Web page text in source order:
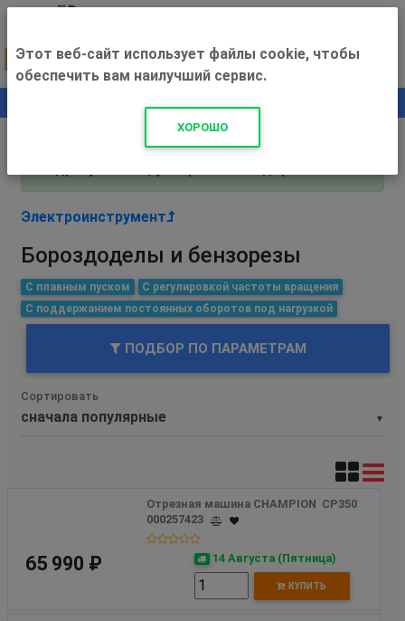
+500 ₽
Внимание! С 3 августа магазин работает по
Электроинструмент
Бороздоделы и бензорезы
С плавным пуском
С регулировкой частоты вращения
С поддержанием постоянных оборотов под нагрузкой
ПОДБОР ПО ПАРАМЕТРАМ
▼
Сортировать
Отрезная машина CHAMPION  CP350
000257423
65 990 ₽ 14 Августа (Пятница)
КУПИТЬ
Этот веб-сайт использует файлы cookie, чтобы
обеспечить вам наилучший сервис.
ХОРОШО